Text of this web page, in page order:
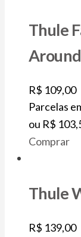
Thule
R$ 109,00
Parcelas
ou R$
Comprar
Thule
R$ 139,00